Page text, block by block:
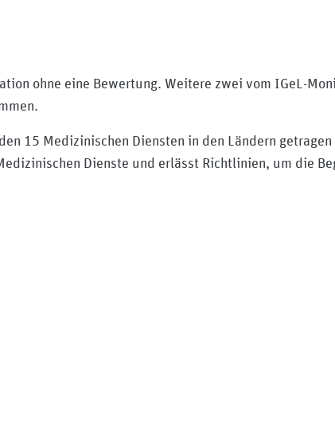
ohne eine Bewertung. Weitere zwei vom IGeL-
15 Medizinischen Diensten in den Ländern
Dienste und erlässt Richtlinien, um die